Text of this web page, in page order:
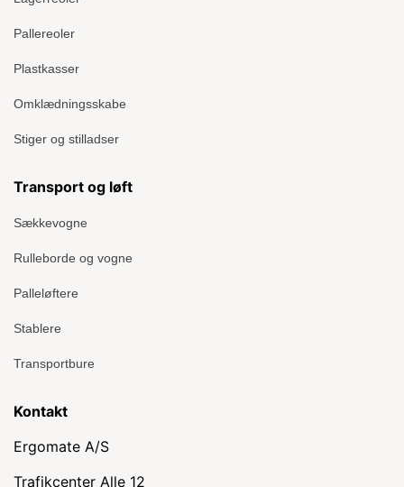
Pallereoler
Plastkasser
Omklædningsskabe
Stiger og stilladser
Transport og løft
Sækkevogne
Rulleborde og vogne
Palleløftere
Stablere
Transportbure
Kontakt
Ergomate A/S
Trafikcenter Alle 12